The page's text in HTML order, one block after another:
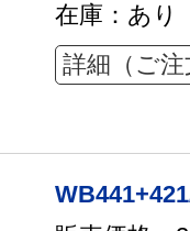
在庫：あり
詳細（ご